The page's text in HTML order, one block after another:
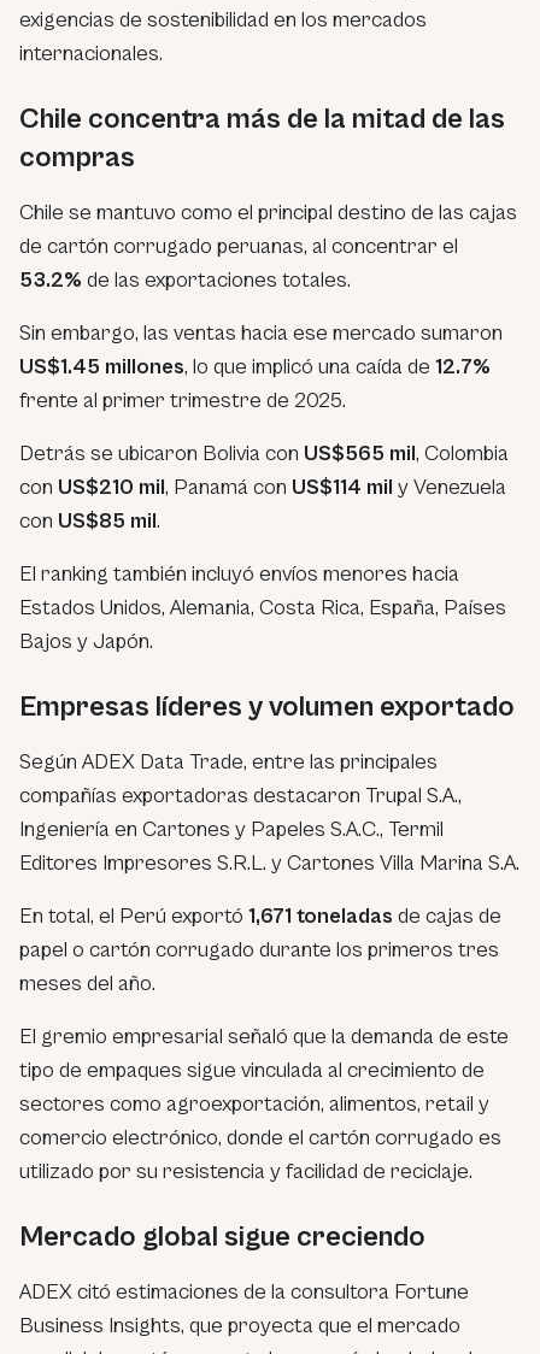
exigencias de sostenibilidad en los mercados
internacionales.
Chile concentra más de la mitad de las
compras
Chile se mantuvo como el principal destino de las cajas
de cartón corrugado peruanas, al concentrar el
53.2% de las exportaciones totales.
Sin embargo, las ventas hacia ese mercado sumaron
US$1.45 millones, lo que implicó una caída de 12.7%
frente al primer trimestre de 2025.
Detrás se ubicaron Bolivia con US$565 mil, Colombia
con US$210 mil, Panamá con US$114 mil y Venezuela
con US$85 mil.
El ranking también incluyó envíos menores hacia
Estados Unidos, Alemania, Costa Rica, España, Países
Bajos y Japón.
Empresas líderes y volumen exportado
Según ADEX Data Trade, entre las principales
compañías exportadoras destacaron Trupal S.A.,
Ingeniería en Cartones y Papeles S.A.C., Termil
Editores Impresores S.R.L. y Cartones Villa Marina S.A.
En total, el Perú exportó 1,671 toneladas de cajas de
papel o cartón corrugado durante los primeros tres
meses del año.
El gremio empresarial señaló que la demanda de este
tipo de empaques sigue vinculada al crecimiento de
sectores como agroexportación, alimentos, retail y
comercio electrónico, donde el cartón corrugado es
utilizado por su resistencia y facilidad de reciclaje.
Mercado global sigue creciendo
ADEX citó estimaciones de la consultora Fortune
Business Insights, que proyecta que el mercado